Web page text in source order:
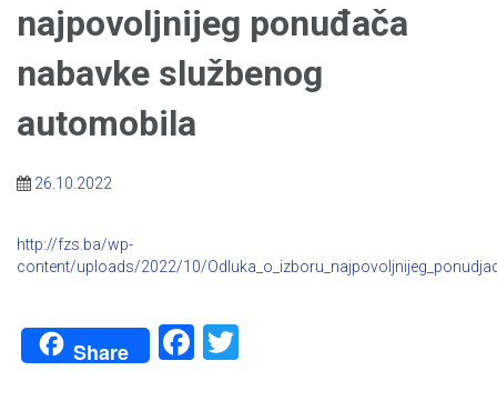
najpovoljnijeg ponuđača
nabavke službenog
automobila
26.10.2022
http://fzs.ba/wp-
content/uploads/2022/10/
Share Facebook